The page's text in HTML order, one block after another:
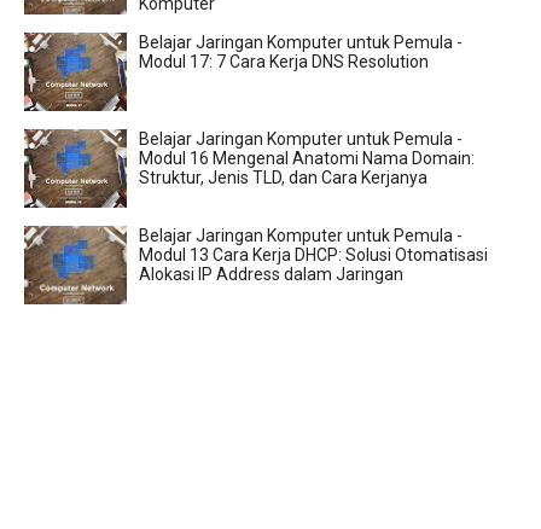
Belajar Jaringan Komputer untuk Pemula -
Modul 17: 7 Cara Kerja DNS Resolution
Belajar Jaringan Komputer untuk Pemula -
Modul 16 Mengenal Anatomi Nama Domain:
Struktur, Jenis TLD, dan Cara Kerjanya
Belajar Jaringan Komputer untuk Pemula -
Modul 13 Cara Kerja DHCP: Solusi Otomatisasi
Alokasi IP Address dalam Jaringan